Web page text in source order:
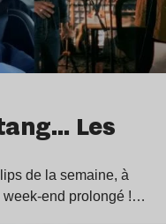
Les
de la semaine, à
week-end prolongé !…